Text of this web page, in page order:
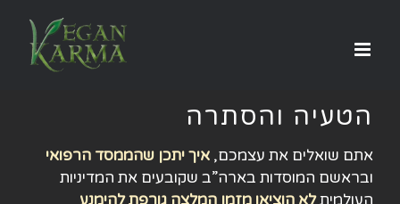
הטעיה והסתרה
אתם שואלים את עצמכם, איך יתכן שהממסד הרפואי
ובראשם המוסדות בארה”ב שקובעים את המדיניות